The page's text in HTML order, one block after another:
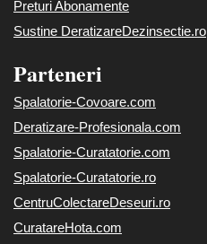
Preturi Abonamente
Sustine DeratizareDezinsectie.ro
Parteneri
Spalatorie-Covoare.com
Deratizare-Profesionala.com
Spalatorie-Curatatorie.com
Spalatorie-Curatatorie.ro
CentruColectareDeseuri.ro
CuratareHota.com